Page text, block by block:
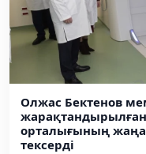
Олжас Бектенов
орталығының
тексерді